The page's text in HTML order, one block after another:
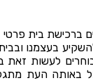
ברכישת בית
בעצמנו
לעשות זאת
באותה העת